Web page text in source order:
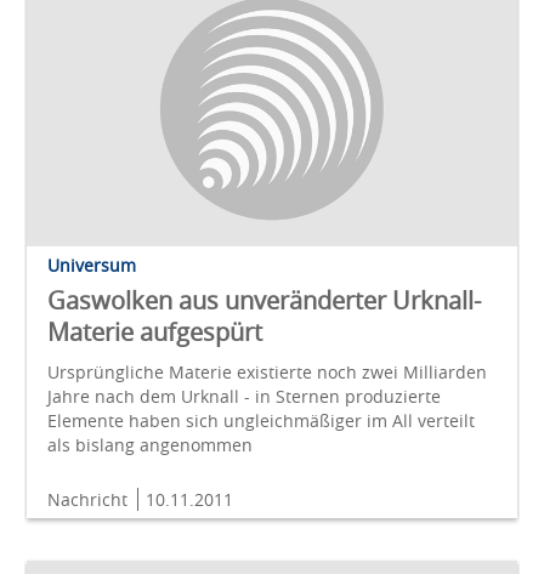
Universum
Gaswolken aus unveränderter Urknall-
Materie aufgespürt
Ursprüngliche Materie existierte noch zwei Milliarden
Jahre nach dem Urknall - in Sternen produzierte
Elemente haben sich ungleichmäßiger im All verteilt
als bislang angenommen
Nachricht 10.11.2011